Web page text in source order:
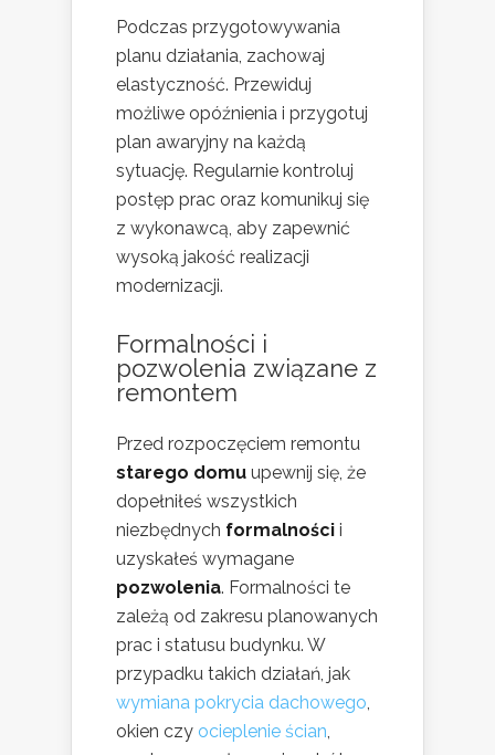
Podczas przygotowywania
planu działania, zachowaj
elastyczność. Przewiduj
możliwe opóźnienia i przygotuj
plan awaryjny na każdą
sytuację. Regularnie kontroluj
postęp prac oraz komunikuj się
z wykonawcą, aby zapewnić
wysoką jakość realizacji
modernizacji.
Formalności i
pozwolenia związane z
remontem
Przed rozpoczęciem remontu
starego domu upewnij się, że
dopełniłeś wszystkich
niezbędnych formalności i
uzyskałeś wymagane
pozwolenia. Formalności te
zależą od zakresu planowanych
prac i statusu budynku. W
przypadku takich działań, jak
wymiana pokrycia dachowego
okien czy ocieplenie ścian